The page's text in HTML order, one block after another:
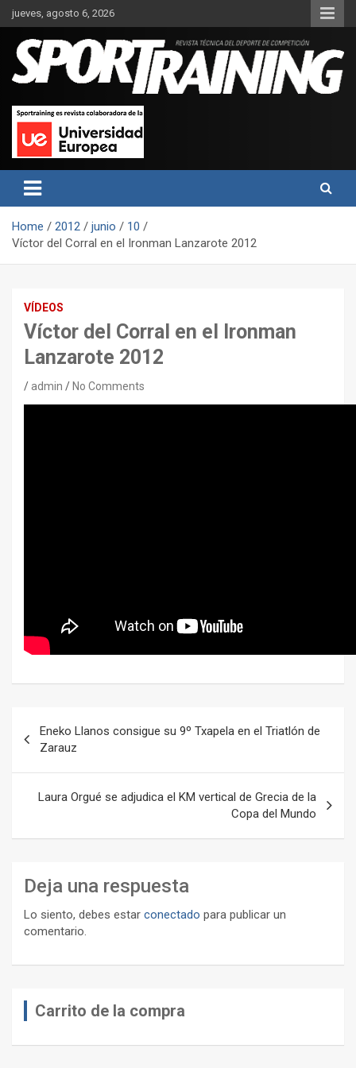
Skip
to
content
jueves, agosto 6, 2026
Revista técnica del deporte
Sport Training
rendimiento, nutrición y entrenamiento.
Home 2012 junio
10
Víctor del Corral en el Ironman Lanzarote 2012
VÍDEOS
Víctor del Corral en el Ironman
Lanzarote 2012
admin No Comments
de
entradas
Eneko Llanos consigue su 9º Txapela en el Triatlón de
Zarauz
Laura Orgué se adjudica el KM vertical de Grecia de la
Copa del Mundo
Deja una respuesta
Lo siento, debes estar conectado para publicar un
comentario.
Carrito de la compra